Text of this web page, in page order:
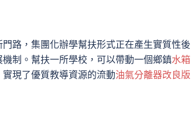
門路，集團化辦學幫扶形式正在產生實質性後
制。幫扶一所學校，可以帶動一個鄉鎮水箱
現了優質教導資源的流動油氣分離器改良版